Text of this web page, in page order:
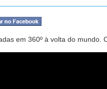
em 360º à volta do mundo.